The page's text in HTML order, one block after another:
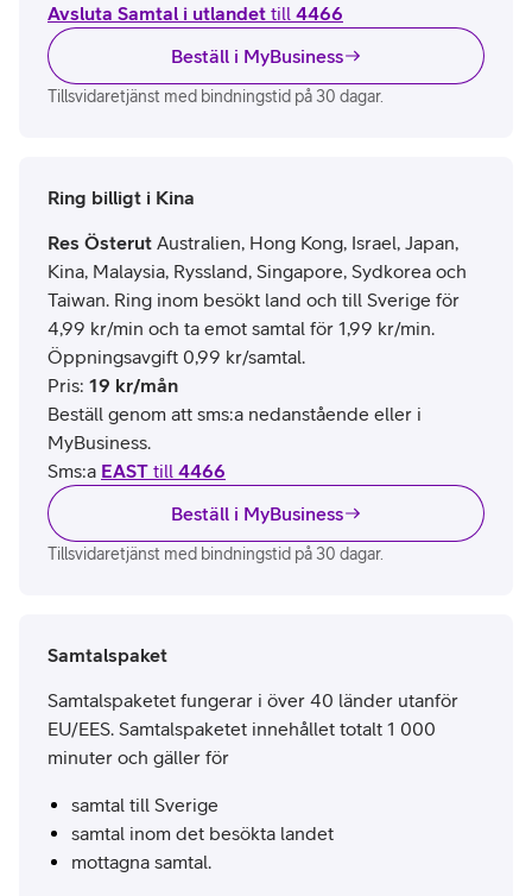
Avsluta Samtal i utlandet till 4466
Beställ i MyBusiness
Tillsvidaretjänst med bindningstid på 30 dagar.
Ring billigt i Kina
Res Österut Australien, Hong Kong, Israel, Japan,
Kina, Malaysia, Ryssland, Singapore, Sydkorea och
Taiwan. Ring inom besökt land och till Sverige för
4,99 kr/min och ta emot samtal för 1,99 kr/min.
Öppningsavgift 0,99 kr/samtal.
Pris: 19 kr/mån
Beställ genom att sms:a nedanstående eller i
MyBusiness.
Sms:a EAST till 4466
Beställ i MyBusiness
Tillsvidaretjänst med bindningstid på 30 dagar.
Samtalspaket
Samtalspaketet fungerar i över 40 länder utanför
EU/EES. Samtalspaketet innehållet totalt 1 000
minuter och gäller för
samtal till Sverige
samtal inom det besökta landet
mottagna samtal.